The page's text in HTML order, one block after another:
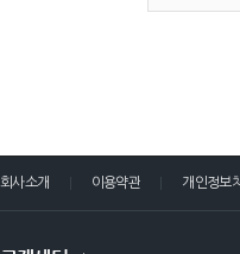
회사소개 이용약관 개인정보